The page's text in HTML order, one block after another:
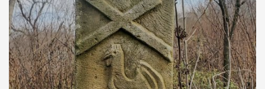
століття тут розмістили туберкульозну лікарню. Коли із
палацу виїхала лікарня – ми точно не […]